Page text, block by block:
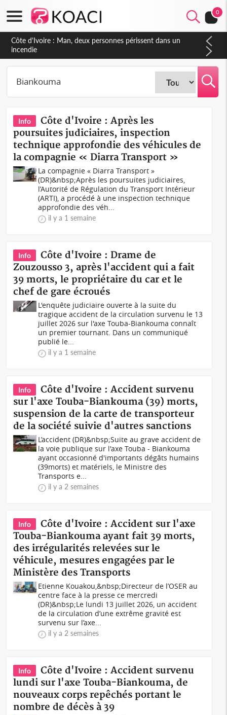
0
Côte d'Ivoire : Séileu, la célébration de la fête nationale
transformée en vaste campagne contre les produits
dépigmentants dangereux
Info
Côte d'Ivoire : Après les
poursuites judiciaires, inspection
technique approfondie des véhicules de
la compagnie « Diarra Transport »
La compagnie « Diarra Transport »
(DR)&nbsp;Après les poursuites judiciaires,
l’Autorité de Régulation du Transport Intérieur
(ARTI), a procédé à une inspection technique
approfondie des véh...
il y a 1 semaine
Info
Côte d'Ivoire : Drame de
Zouzousso 3, après l'accident qui a fait
39 morts, le propriétaire du car et le
chef de gare écroués
L'enquête judiciaire ouverte à la suite du
tragique accident de la circulation survenu le 13
juillet 2026 sur l'axe Touba-Biankouma connaît
un premier tournant. Dans un communiqué
publié le...
il y a 1 semaine
Info
Côte d'Ivoire : Accident survenu
sur l'axe Touba-Biankouma (39) morts,
suspension de la carte de transporteur
de la société suivie d'autres sanctions
L’accident (DR)&nbsp;Suite au grave accident de
la voie publique sur l'axe Touba - Biankouma
ayant occasionné d'importants dégâts humains
(39morts) et matériels, le Ministre des
Transports e...
il y a 2 semaines
Info
Côte d'Ivoire : Accident sur l'axe
Touba-Biankouma ayant fait 39 morts,
des irrégularités relevées sur le
véhicule, mesures engagées par le
Ministère des Transports
Etienne Kouakou,&nbsp;Directeur de l’OSER au
centre face à la presse ce mercredi
(DR)&nbsp;Le lundi 13 juillet 2026, un accident
de la circulation d’une extrême gravité est
survenu sur l’axe...
il y a 2 semaines
Info
Côte d'Ivoire : Accident survenu
lundi sur l'axe Touba-Biankouma, de
nouveaux corps repêchés portant le
nombre de décès à 39